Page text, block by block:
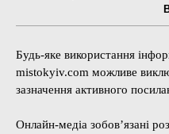
Будь-яке використання
mistokyiv.com можливе
зазначення активного
Онлайн-медіа зобов’язані